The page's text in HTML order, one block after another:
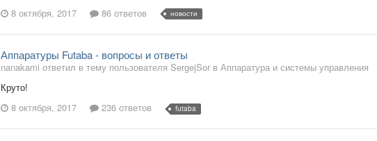
8 октября, 2017
86 ответов новости
Аппаратуры Futaba - вопросы и ответы
nanakami ответил в тему пользователя SergejSor в Аппаратура и системы управления
Круто!
8 октября, 2017
236 ответов futaba